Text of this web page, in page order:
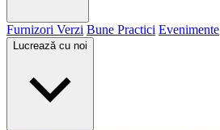
Furnizori Verzi Bune Practici Evenimente
Lucrează cu noi